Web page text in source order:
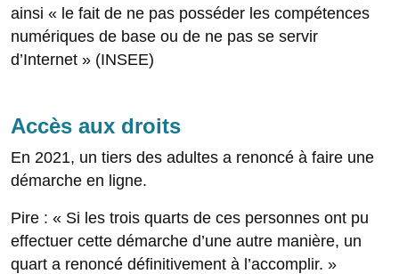
ainsi « le fait de ne pas posséder les compétences
numériques de base ou de ne pas se servir
d’Internet » (INSEE)
Accès aux droits
En 2021, un tiers des adultes a renoncé à faire une
démarche en ligne.
Pire : « Si les trois quarts de ces personnes ont pu
effectuer cette démarche d’une autre manière, un
quart a renoncé définitivement à l’accomplir. »